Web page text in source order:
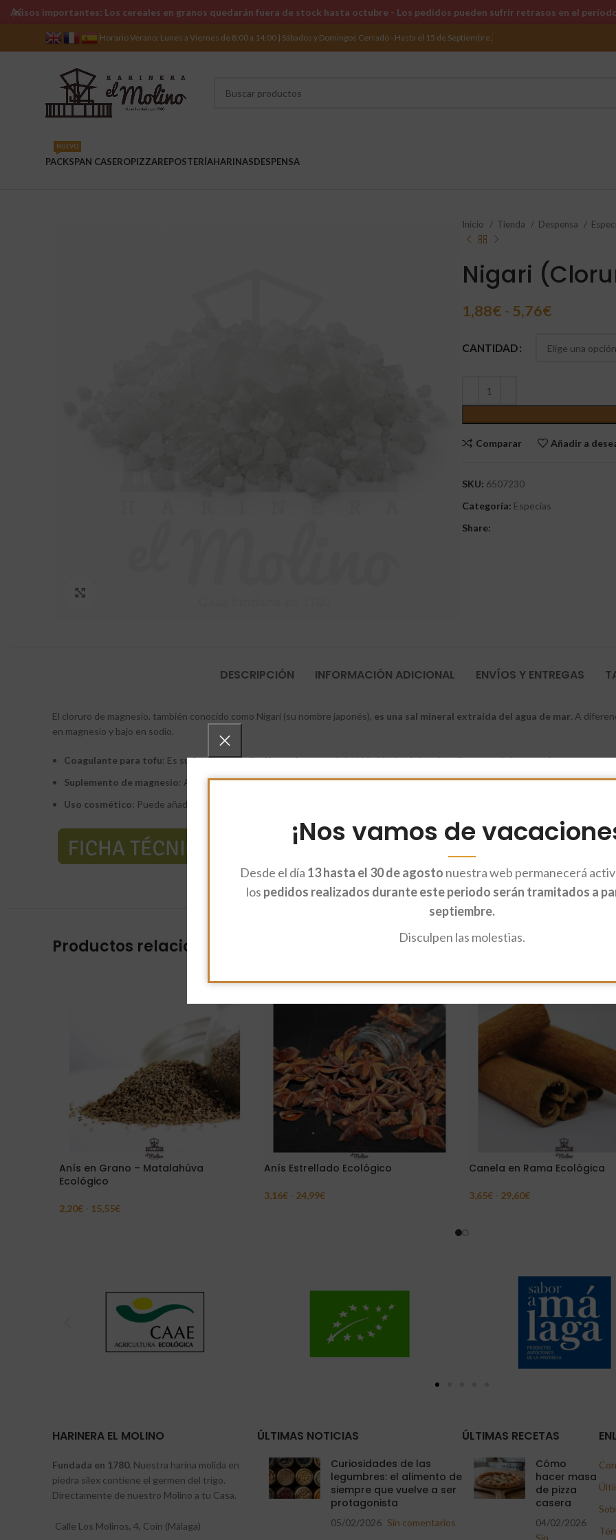
¡Nos vamos de
Desde el día 13 hasta el 30 de agosto nuestra web permanecerá
los pedidos realizados durante este periodo serán tramitados a
septiembre.
Disculpen las molestias.
Horario Verano: Lunes a Viernes de 8:00 a 14:00 | Sábados y Domingos Cerrado - Hasta el 15 de Septiembre.
PACKS
NUEVO
PAN CASEROPIZZAREPOSTERÍAHARINASDESPENSA
Inicio Tienda Despensa
Nigari
1,88€ - 5,76€
CANTIDAD
Comparar Añadir a
SKU: 6507230
Categoría: Especias
Share:
DESCRIPCIÓN INFORMACIÓN ADICIONAL ENVÍOS Y ENTREGAS
El cloruro de magnesio, también conocido como Nigari (su nombre japonés), es una sal mineral extraída del agua de mar. A
en magnesio y bajo en sodio.
Coagulante para tofu: Es su función estrella. Al mezclarse con la bebida («leche») de soja caliente, cuaja las proteínas para
Suplemento de magnesio: Al disolverse en agua, actúa como una fuente natural y concentrada de magnesio de alta calidad.
Uso cosmético: Puede añadirse al agua de la bañera para realizar baños relajantes y remineralizantes para la piel.
Productos relacionados
Anís en Grano – Matalahúva
Ecológico
2,20€ - 15,55€
Anís Estrellado Ecológico
3,16€ - 24,99€
Canela en Rama Ecológica
3,65€ - 29,60€
HARINERA EL MOLINO
Fundada en 1780. Nuestra harina molida en
piedra sílex contiene el germen del trigo.
Directamente de nuestro Molino a tu Casa.
Calle Los Molinos, 4, Coín (Málaga)
ÚLTIMAS NOTICIAS
Curiosidades de las
legumbres: el alimento de
siempre que vuelve a ser
protagonista
05/02/2026 Sin comentarios
ÚLTIMAS RECETAS
Cómo
hacer masa
de pizza
casera
04/02/2026
Sin
Avisos importantes: Los cereales en granos quedarán fuera de stock hasta octubre - Los pedidos pueden sufrir retrasos en el